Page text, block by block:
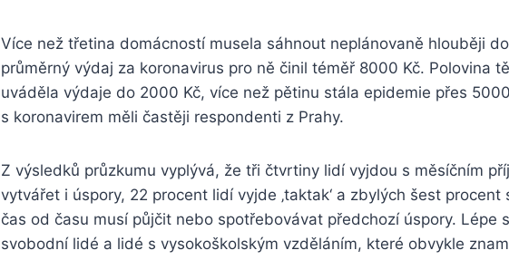
Více než třetina domácností musela sáhnout neplánovaně hlouběji
průměrný výdaj za koronavirus pro ně činil téměř 8000 Kč. Polovina
uváděla výdaje do 2000 Kč, více než pětinu stála epidemie přes
s koronavirem měli častěji respondenti z Prahy.
Z výsledků průzkumu vyplývá, že tři čtvrtiny lidí vyjdou s měsíčním
vytvářet i úspory, 22 procent lidí vyjde ‚taktak‘ a zbylých šest procent
čas od času musí půjčit nebo spotřebovávat předchozí úspory. Lépe
svobodní lidé a lidé s vysokoškolským vzděláním, které obvykle